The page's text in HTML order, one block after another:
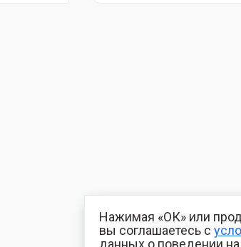
Нажимая «ОК» или
вы соглашаетесь с
данных о поведении